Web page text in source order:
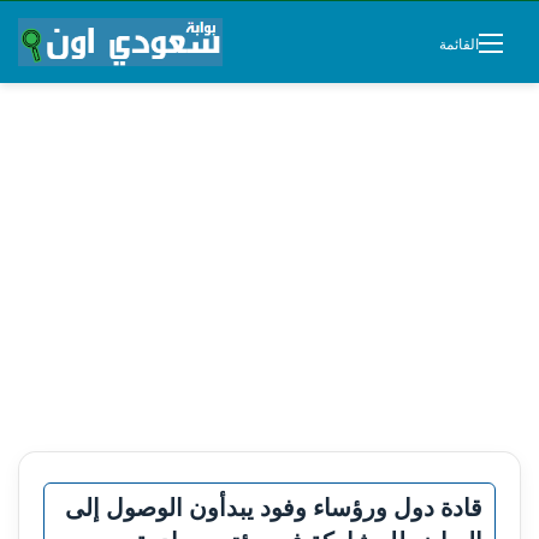
القائمة
قادة دول ورؤساء وفود يبدأون الوصول إلى